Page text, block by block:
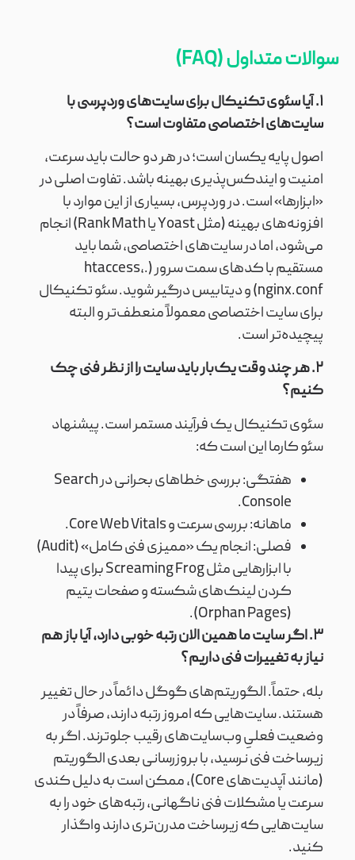
سوالات متداول (FAQ)
۱. آیا سئوی تکنیکال برای سایت‌های وردپرسی با
سایت‌های اختصاصی متفاوت است؟
اصول پایه یکسان است؛ در هر دو حالت باید سرعت،
امنیت و ایندکس‌پذیری بهینه باشد. تفاوت اصلی در
«ابزارها» است. در وردپرس، بسیاری از این موارد با
افزونه‌های بهینه (مثل Yoast یا Rank Math) انجام
می‌شود، اما در سایت‌های اختصاصی، شما باید
مستقیم با کدهای سمت سرور (.htaccess،
nginx.conf) و دیتابیس درگیر شوید. سئو تکنیکال
برای سایت اختصاصی معمولاً منعطف‌تر و البته
پیچیده‌تر است.
۲. هر چند وقت یک‌بار باید سایت را از نظر فنی چک
کنیم؟
سئوی تکنیکال یک فرآیند مستمر است. پیشنهاد
سئو کارما این است که:
هفتگی: بررسی خطاهای بحرانی در Search
Console.
ماهانه: بررسی سرعت و Core Web Vitals.
فصلی: انجام یک «ممیزی فنی کامل» (Audit)
با ابزارهایی مثل Screaming Frog برای پیدا
کردن لینک‌های شکسته و صفحات یتیم
(Orphan Pages).
۳. اگر سایت ما همین الان رتبه خوبی دارد، آیا باز هم
نیاز به تغییرات فنی داریم؟
بله، حتماً. الگوریتم‌های گوگل دائماً در حال تغییر
هستند. سایت‌هایی که امروز رتبه دارند، صرفاً در
وضعیت فعلیِ وب‌سایت‌های رقیب جلوترند. اگر به
زیرساخت فنی نرسید، با بروزرسانی بعدی الگوریتم
(مانند آپدیت‌های Core)، ممکن است به دلیل کندی
سرعت یا مشکلات فنی ناگهانی، رتبه‌های خود را به
سایت‌هایی که زیرساخت مدرن‌تری دارند واگذار
کنید.